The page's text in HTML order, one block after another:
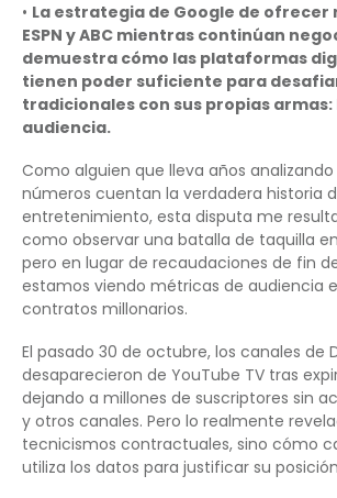
• La estrategia de Google de ofrecer
ESPN y ABC mientras continúan
demuestra cómo las plataformas
tienen poder suficiente para
tradicionales con sus propias armas:
audiencia.
Como alguien que lleva años
números cuentan la verdadera historia
entretenimiento, esta disputa me
como observar una batalla de taquilla
pero en lugar de recaudaciones de fin
estamos viendo métricas de audiencia
contratos millonarios.
El pasado 30 de octubre, los canales de
desaparecieron de YouTube TV tras
dejando a millones de suscriptores sin
y otros canales. Pero lo realmente
tecnicismos contractuales, sino cómo
utiliza los datos para justificar su